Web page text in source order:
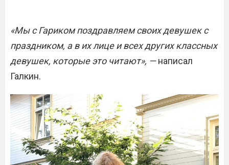
«Мы с Гариком поздравляем своих девушек с
праздником, а в их лице и всех других классных
девушек, которые это читают», —написал
Галкин.